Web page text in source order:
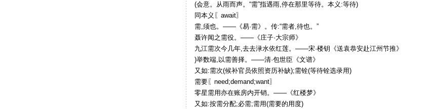
(会意。从雨而声。“需”指遇雨,停在那里等待。本义:等待)
同本义〖await〗
需,须也。——《易·需》。传:“需者,待也。”
聂许闻之需役。——《庄子·大宗师》
九江需次今几年,去去渌水依红莲。——宋·楼钥《送袁恭安赴江州节推》
)举数端,以需善择。——清·包世臣《文谱》
又如:需次(候补官员依照资历补缺);需铨(等待铨选录用)
需要〖need;demand;want〗
零星需用亦在账房内开销。——《红楼梦》
又如:按需分配;必需;需用(需要的用度)